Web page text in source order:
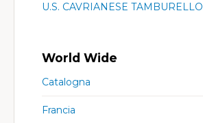
U.S. CAVRIANESE TAMBURELLO
World Wide
Catalogna
Francia